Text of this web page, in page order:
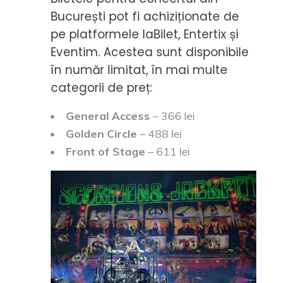
București pot fi achiziționate de
pe platformele IaBilet, Entertix și
Eventim. Acestea sunt disponibile
în număr limitat, în mai multe
categorii de preț:
General Access – 366 lei
Golden Circle – 488 lei
Front of Stage – 611 lei